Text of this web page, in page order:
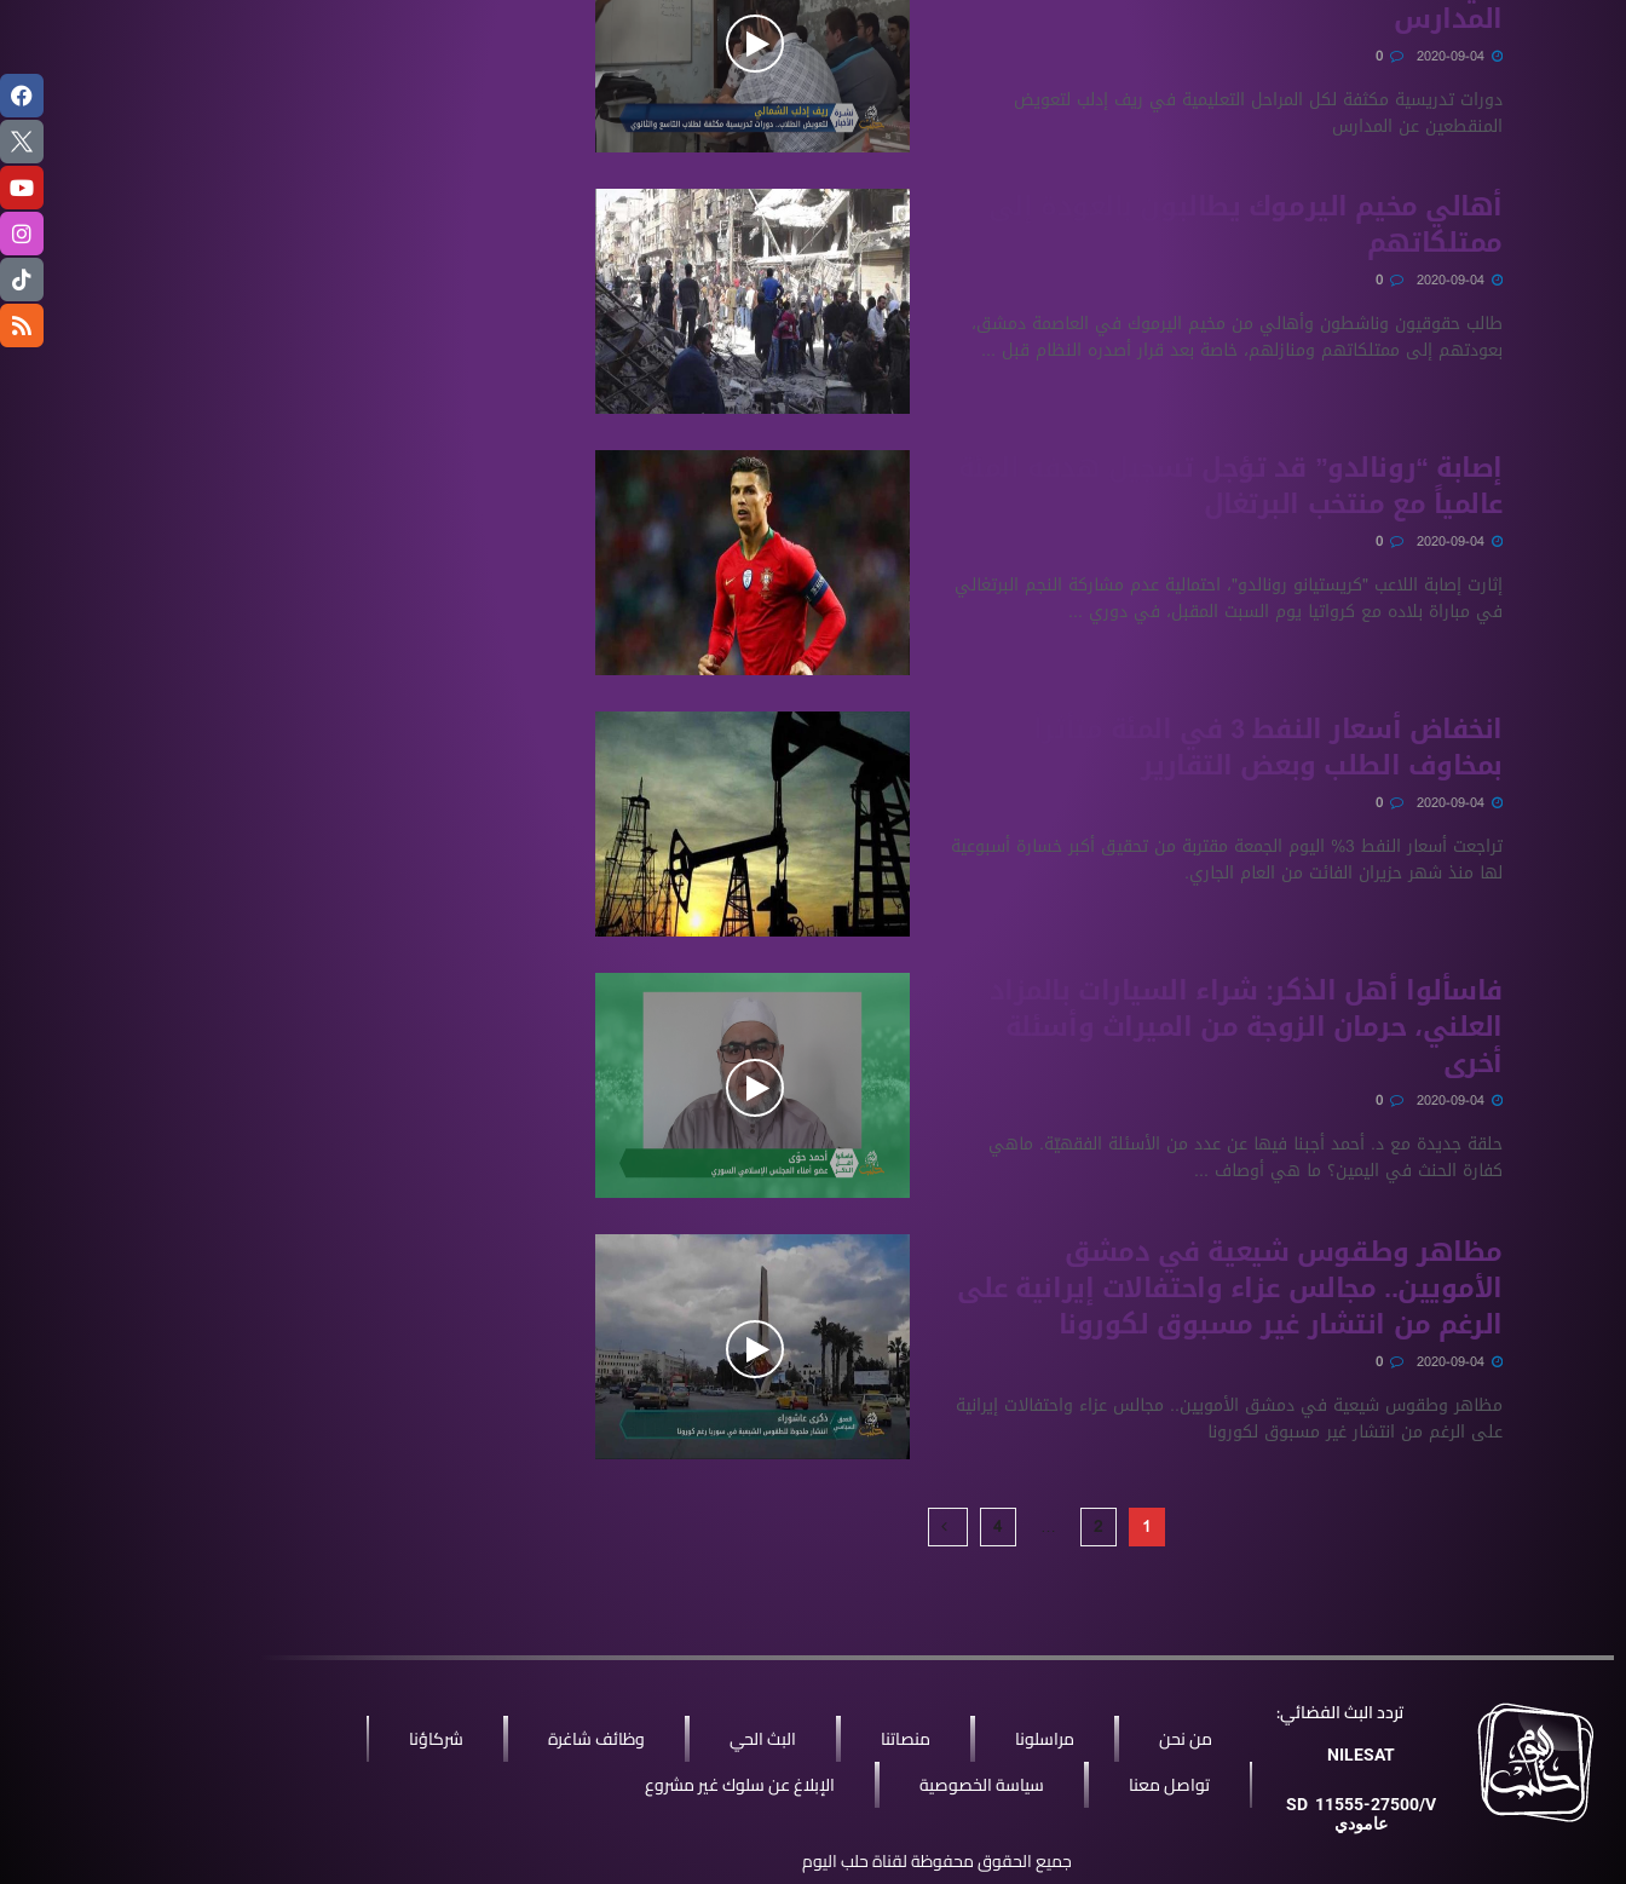
المدارس
دورات تدريسية مكثفة لكل المراحل التعليمية في ريف إدلب لتعويض
المنقطعين عن المدارس
أهالي مخيم اليرموك يطالبون بالعودة إلى
ممتلكاتهم
طالب حقوقيون وناشطون وأهالي من مخيم اليرموك في العاصمة دمشق،
بعودتهم إلى ممتلكاتهم ومنازلهم، خاصة بعد قرار أصدره النظام قبل ...
إصابة “رونالدو” قد تؤجل تسجيل هدفه المئة
عالمياً مع منتخب البرتغال
إثارت إصابة اللاعب "كريستيانو رونالدو"، احتمالية عدم مشاركة النجم البرتغالي
في مباراة بلاده مع كرواتيا يوم السبت المقبل، في دوري ...
بمخاوف الطلب وبعض التقارير
تراجعت أسعار النفط 3% اليوم الجمعة مقتربة من تحقيق أكبر خسارة أسبوعية
لها منذ شهر حزيران الفائت من العام الجاري.
فاسألوا أهل الذكر: شراء السيارات بالمزاد
العلني، حرمان الزوجة من الميراث وأسئلة
أخرى
حلقة جديدة مع د. أحمد أجبنا فيها عن عدد من الأسئلة الفقهيّة. ماهي
كفارة الحنث في اليمين؟ ما هي أوصاف ...
مظاهر وطقوس شيعية في دمشق
الأمويين.. مجالس عزاء واحتفالات إيرانية على
الرغم من انتشار غير مسبوق لكورونا
مظاهر وطقوس شيعية في دمشق الأمويين.. مجالس عزاء واحتفالات إيرانية
على الرغم من انتشار غير مسبوق لكورونا
1
2
…
4
تردد البث الفضائي:
NILESAT
SD 11555-27500/V
عامودي
من نحن مراسلونا منصاتنا البث الحي وظائف شاغرة
شركاؤنا
تواصل معنا
سياسة الخصوصية الإبلاغ عن سلوك غير مشروع
جميع الحقوق محفوظة لقناة حلب اليوم